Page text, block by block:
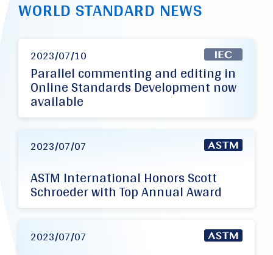
WORLD STANDARD NEWS
2023/07/10
Parallel commenting and editing in
Online Standards Development now
available
2023/07/07
ASTM International Honors Scott
Schroeder with Top Annual Award
2023/07/07